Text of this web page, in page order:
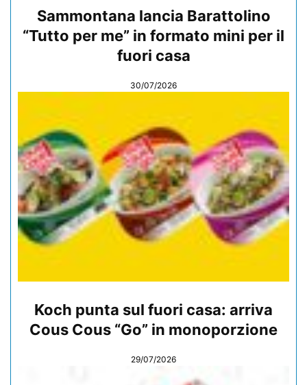
Sammontana lancia Barattolino
“Tutto per me” in formato mini per il
fuori casa
30/07/2026
Koch punta sul fuori casa: arriva
Cous Cous “Go” in monoporzione
29/07/2026